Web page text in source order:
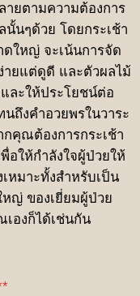
ายตามความต้องการ
นๆด้วย โดยกระเช้า
ดใหญ่ จะเน้นการจัด
ายแต่ดูดี และตัวผลไม้
ละให้ประโยชน์ต่อ
ถึงคำอวยพรในวาระ
คุณต้องการกระเช้า
อให้กำลังใจผู้ป่วยให้
หมาะทั้งสำหรับเป็น
ญ่ ของเยี่ยมผู้ป่วย
องก็ได้เช่นกัน